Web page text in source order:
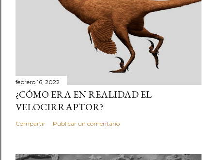
febrero 16, 2022
¿CÓMO ERA EN REALIDAD EL
VELOCIRRAPTOR?
Compartir Publicar un comentario